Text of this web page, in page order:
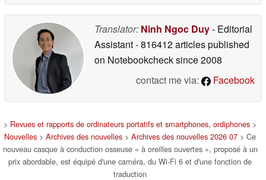
Translator: Ninh Ngoc Duy- Editorial
Assistant- 816412 articles published
on Notebookchecksince 2008
contact me via:
Facebook
> Revues et rapports de ordinateurs portatifs et smartphones, ordiphones >
Nouvelles > Archives des nouvelles > Archives des nouvelles 2026 07 > Ce
nouveau casque à conduction osseuse « à oreilles ouvertes », proposé à un
prix abordable, est équipé d'une caméra, du Wi-Fi 6 et d'une fonction de
traduction